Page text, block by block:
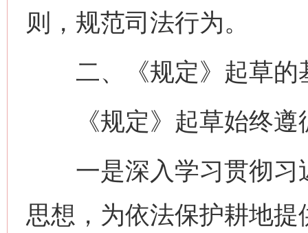
则，规范司法行为。
二、《规定》起草的
《规定》起草始终遵
一是深入学习贯彻习
思想，为依法保护耕地提